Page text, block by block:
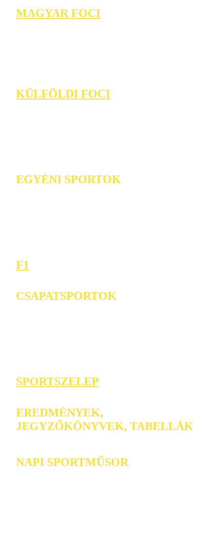
MAGYAR FOCI
KÜLFÖLDI FOCI
EGYÉNI SPORTOK
F1
CSAPATSPORTOK
SPORTSZELEP
EREDMÉNYEK,
JEGYZŐKÖNYVEK, TABELLÁK
NAPI SPORTMŰSOR